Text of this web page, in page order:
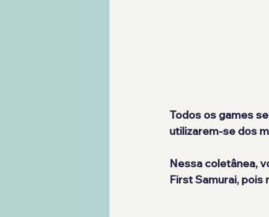
Todos os games
utilizarem-se dos
Nessa coletânea,
First Samurai, pois